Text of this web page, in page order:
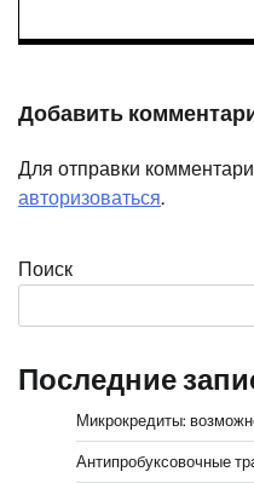
Добавить
Для отправки
авторизоваться.
Поиск
Последние
Микрокредиты:
Антипробуксовочные